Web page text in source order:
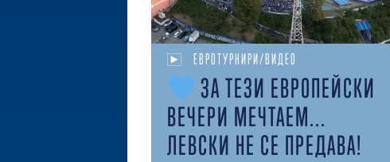
ЕВРОТУРНИРИ/ВИДЕО
ЗА ТЕЗИ ЕВРОПЕЙСКИ
ВЕЧЕРИ МЕЧТАЕМ...
ЛЕВСКИ НЕ СЕ ПРЕДАВА!